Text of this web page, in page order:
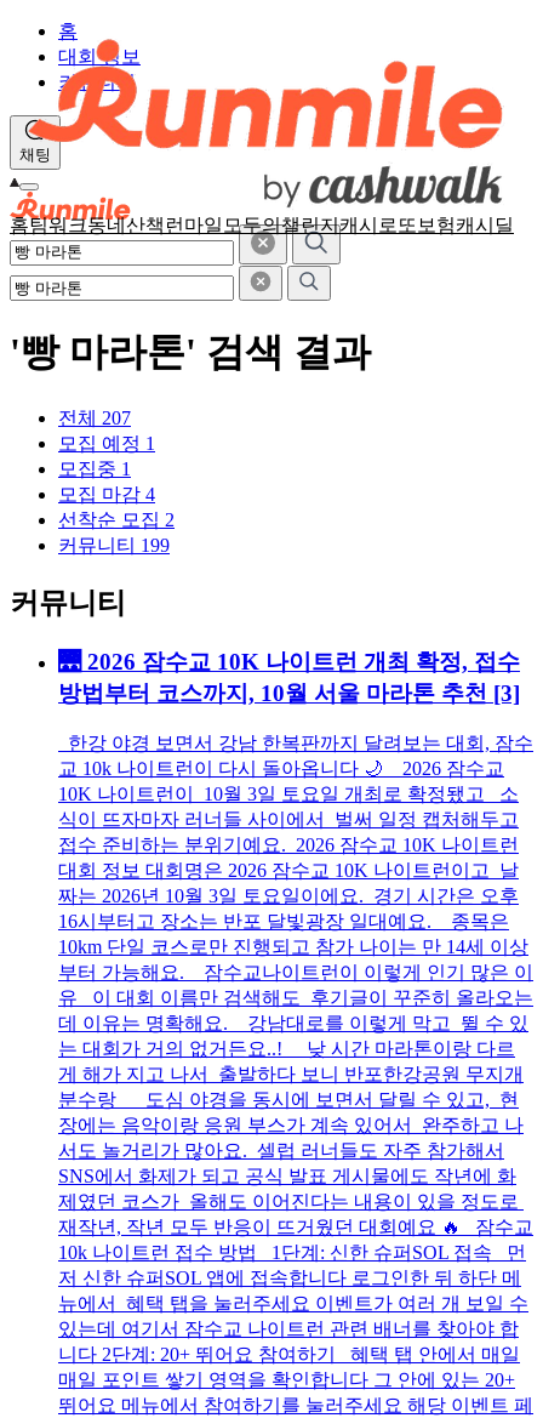
홈팀워크동네산책 런마일 모두의챌린지캐시로또 보험캐시딜
홈
대회 정보
커뮤니티
채팅
'빵 마라톤' 검색 결과
전체 207
모집 예정 1
모집중 1
모집 마감 4
선착순 모집 2
커뮤니티 199
커뮤니티
🌉 2026 잠수교 10K 나이트런 개최 확정, 접수
방법부터 코스까지, 10월 서울 마라톤 추천 [3]
한강 야경 보면서 강남 한복판까지 달려보는 대회, 잠수
교 10k 나이트런이 다시 돌아옵니다 🌙 2026 잠수교
10K 나이트런이 10월 3일 토요일 개최로 확정됐고 소
식이 뜨자마자 러너들 사이에서 벌써 일정 캡처해두고
접수 준비하는 분위기예요. 2026 잠수교 10K 나이트런
대회 정보 대회명은 2026 잠수교 10K 나이트런이고 날
짜는 2026년 10월 3일 토요일이에요. 경기 시간은 오후
16시부터고 장소는 반포 달빛광장 일대예요. 종목은
10km 단일 코스로만 진행되고 참가 나이는 만 14세 이상
부터 가능해요. 잠수교나이트런이 이렇게 인기 많은 이
유 이 대회 이름만 검색해도 후기글이 꾸준히 올라오는
데 이유는 명확해요. 강남대로를 이렇게 막고 뛸 수 있
는 대회가 거의 없거든요..! 낮 시간 마라톤이랑 다르
게 해가 지고 나서 출발하다 보니 반포한강공원 무지개
분수랑 도심 야경을 동시에 보면서 달릴 수 있고, 현
장에는 음악이랑 응원 부스가 계속 있어서 완주하고 나
서도 놀거리가 많아요. 셀럽 러너들도 자주 참가해서
SNS에서 화제가 되고 공식 발표 게시물에도 작년에 화
제였던 코스가 올해도 이어진다는 내용이 있을 정도로
재작년, 작년 모두 반응이 뜨거웠던 대회예요 🔥 잠수교
10k 나이트런 접수 방법 1단계: 신한 슈퍼SOL 접속 먼
저 신한 슈퍼SOL 앱에 접속합니다 로그인한 뒤 하단 메
뉴에서 혜택 탭을 눌러주세요 이벤트가 여러 개 보일 수
있는데 여기서 잠수교 나이트런 관련 배너를 찾아야 합
니다 2단계: 20+ 뛰어요 참여하기 혜택 탭 안에서 매일
매일 포인트 쌓기 영역을 확인합니다 그 안에 있는 20+
뛰어요 메뉴에서 참여하기를 눌러주세요 해당 이벤트 페